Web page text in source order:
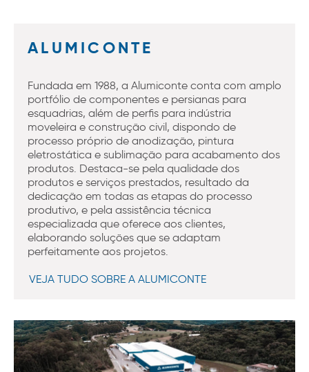
ALUMICONTE
Fundada em 1988, a Alumiconte conta com amplo
portfólio de componentes e persianas para
esquadrias, além de perfis para indústria
moveleira e construção civil, dispondo de
processo próprio de anodização, pintura
eletrostática e sublimação para acabamento dos
produtos. Destaca-se pela qualidade dos
produtos e serviços prestados, resultado da
dedicação em todas as etapas do processo
produtivo, e pela assistência técnica
especializada que oferece aos clientes,
elaborando soluções que se adaptam
perfeitamente aos projetos.
VEJA TUDO SOBRE A ALUMICONTE